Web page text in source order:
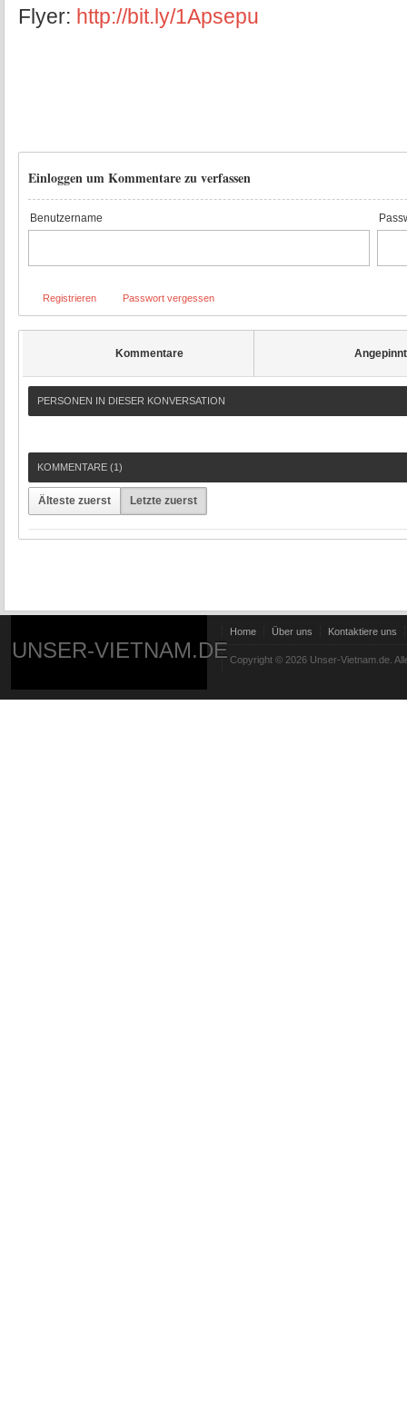
Flyer: http://bit.ly/1Apsepu
Einloggen um Kommentare zu verfassen
Benutzername
Registrieren Passwort vergessen
Kommentare Angepinnt
PERSONEN IN DIESER KONVERSATION
KOMMENTARE (1)
Älteste zuerst Letzte zuerst
UNSER-VIETNAM.DE
Home Über uns Kontaktiere uns
Copyright © 2026 Unser-Vietnam.de.